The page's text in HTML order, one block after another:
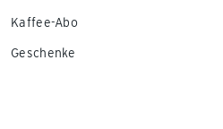
Kaffee-Abo
Geschenke